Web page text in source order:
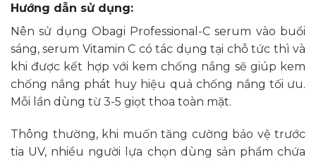
Hướng dẫn sử dụng:
Nên sử dụng Obagi Professional-C serum vào buổi
sáng, serum Vitamin C có tác dụng tại chỗ tức thì và
khi được kết hợp với kem chống nắng sẽ giúp kem
chống nắng phát huy hiệu quả chống nắng tối ưu.
Mỗi lần dùng từ 3-5 giọt thoa toàn mặt.
Thông thường, khi muốn tăng cường bảo vệ trước
tia UV, nhiều người lựa chọn dùng sản phẩm chứa